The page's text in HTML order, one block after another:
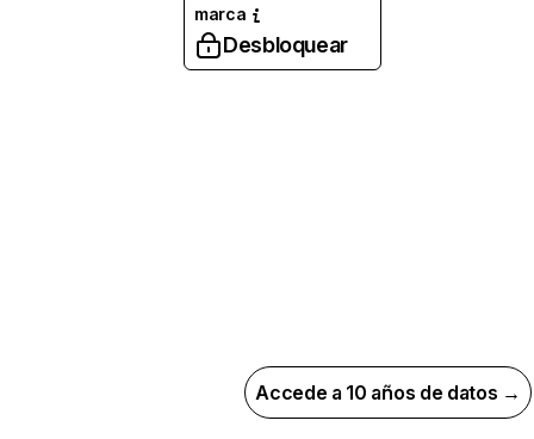
marca
Desbloquear
Accede a 10 años de datos →